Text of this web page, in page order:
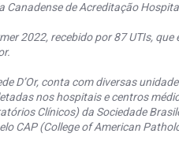
de Acreditação
2022, recebido por 87 UTIs, que
D’Or, conta com diversas
nos hospitais e centros
Clínicos) da Sociedade
CAP (College of American